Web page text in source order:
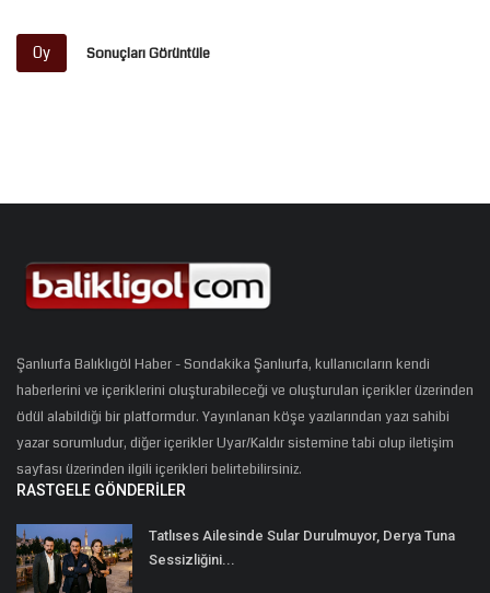
Oy Sonuçları Görüntüle
Şanlıurfa Balıklıgöl Haber - Sondakika Şanlıurfa, kullanıcıların kendi
haberlerini ve içeriklerini oluşturabileceği ve oluşturulan içerikler üzerinden
ödül alabildiği bir platformdur. Yayınlanan köşe yazılarından yazı sahibi
yazar sorumludur, diğer içerikler Uyar/Kaldır sistemine tabi olup iletişim
sayfası üzerinden ilgili içerikleri belirtebilirsiniz.
RASTGELE GÖNDERILER
Tatlıses Ailesinde Sular Durulmuyor, Derya Tuna
Sessizliğini...